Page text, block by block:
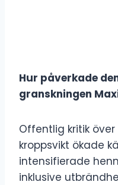
Hur påverkade
granskningen
Offentlig kritik
kroppsvikt ökade
intensifierade
inklusive